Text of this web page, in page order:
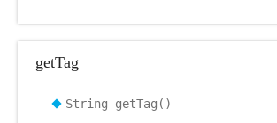
getTag
String getTag()